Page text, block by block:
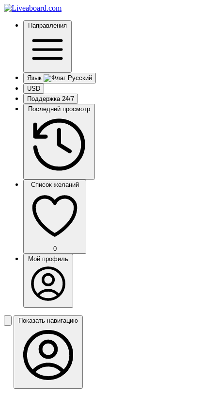
Направления
Язык
USD
Поддержка 24/7
Последний просмотр
Список желаний
0
Мой профиль
Показать навигацию